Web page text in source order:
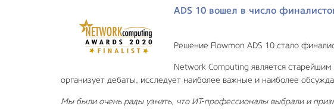
ADS 10 вошел в число
Решение Flowmon ADS 10 стало
Network Computing является
организует дебаты, исследует наиболее важные и наиболее
Мы были очень рады узнать, что ИТ-профессионалы выбрали и